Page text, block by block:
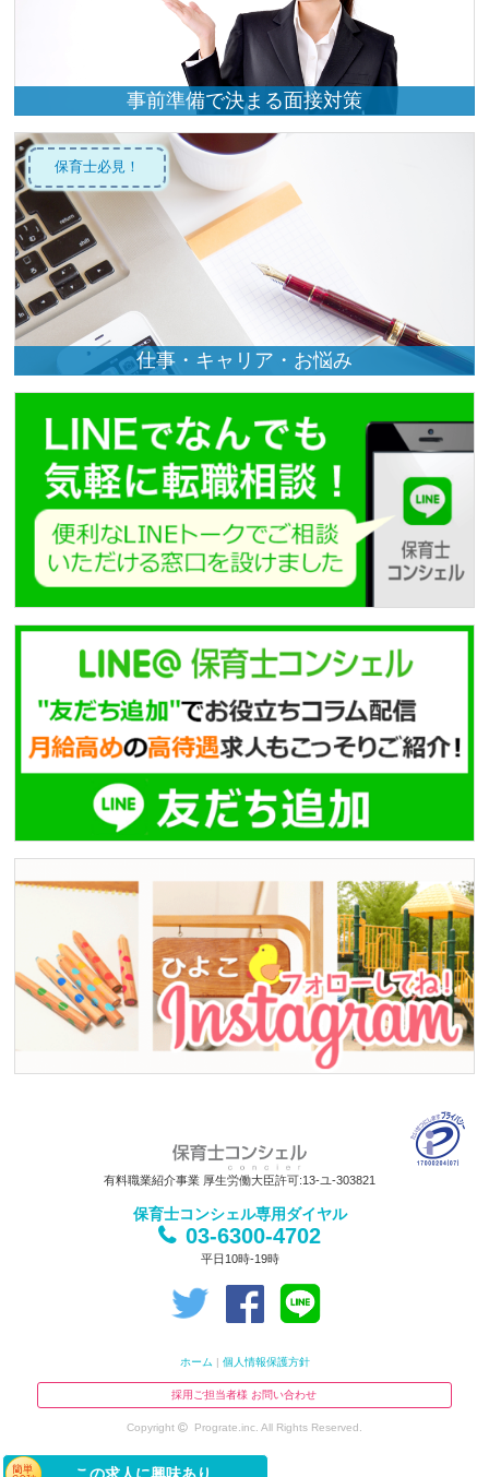
事前準備で決まる面接対策
保育士必見！
仕事・キャリア・お悩み
有料職業紹介事業 厚生労働大臣許可:13-ユ-303821
保育士コンシェル専用ダイヤル
03-6300-4702
平日10時-19時
ホーム | 個人情報保護方針
採用ご担当者様 お問い合わせ
Copyright Prograte.inc. All Rights Reserved.